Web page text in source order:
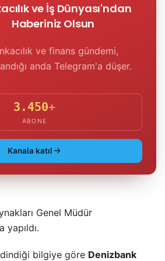
ve İş Dünyası'ndan
Haberiniz Olsun
ve finans gündemi,
anda Telegram'a düşer.
3.450+
ABONE
Kanala katıl
Genel Müdür
yapıldı.
bilgiye göre Denizbank